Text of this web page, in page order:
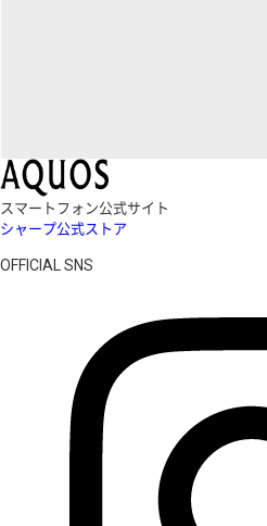
スマートフォン公式サイト
シャープ公式ストア
OFFICIAL SNS